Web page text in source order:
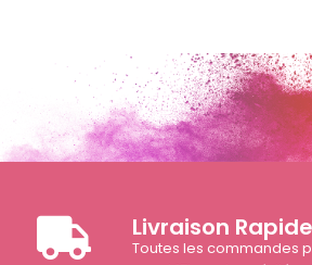
Livraison Rapide
Toutes les commandes